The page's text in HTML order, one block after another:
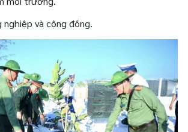
và cộng đồng.